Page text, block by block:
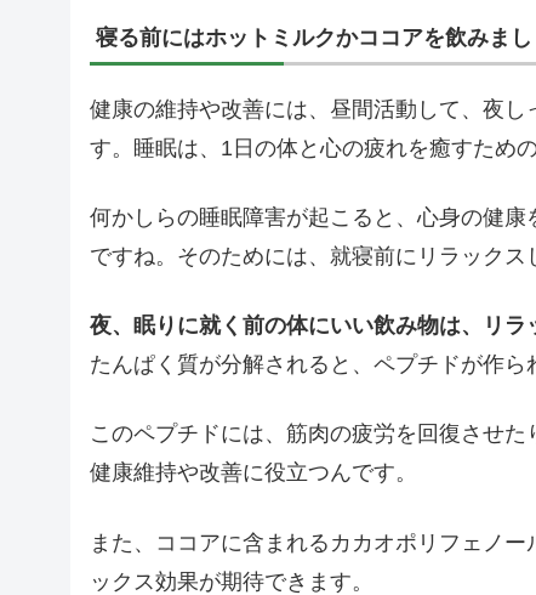
寝る前にはホットミルクかココアを飲みまし
健康の維持や改善には、昼間活動して、夜
す。睡眠は、1日の体と心の疲れを癒すための
何かしらの睡眠障害が起こると、心身の健
ですね。そのためには、就寝前にリラックス
夜、眠りに就く前の体にいい飲み物は、リラ
たんぱく質が分解されると、ペプチドが作ら
このペプチドには、筋肉の疲労を回復させ
健康維持や改善に役立つんです。
また、ココアに含まれるカカオポリフェノ
ックス効果が期待できます。